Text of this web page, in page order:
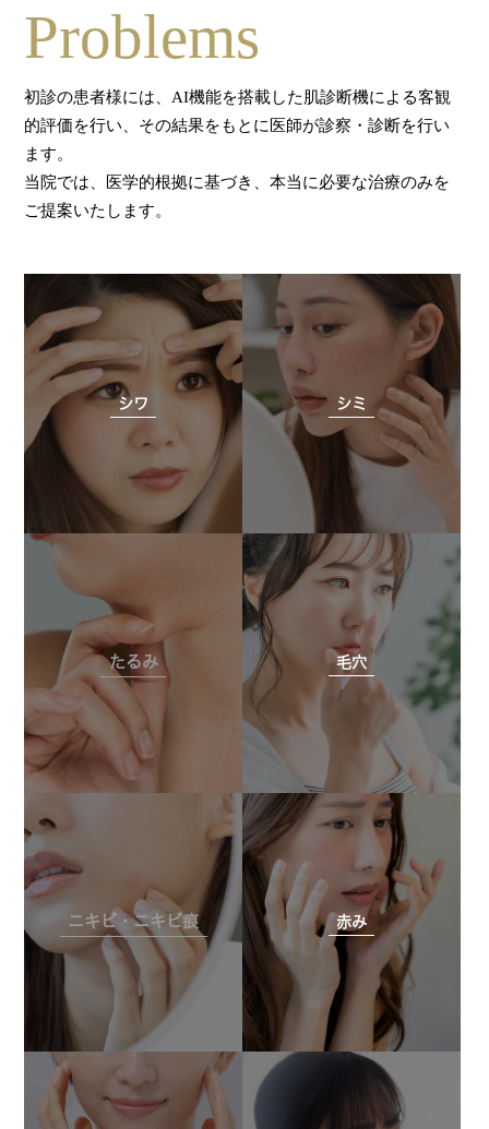
Problems
初診の患者様には、AI機能を搭載した肌診断機による客観
的評価を行い、その結果をもとに医師が診察・診断を行い
ます。
当院では、医学的根拠に基づき、本当に必要な治療のみを
ご提案いたします。
シワ シミ
たるみ 毛穴
ニキビ・ニキビ痕 赤み